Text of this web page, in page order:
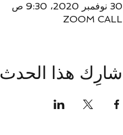
30 نوفمبر 2020، 9:30 ص
ZOOM CALL
شارِك هذا الحدث